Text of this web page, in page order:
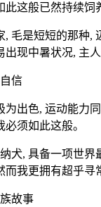
此这般已然持续饲
, 毛是短短的那种,
现中暑状况, 主
信
为出色, 运动能力
须如此这般。
犬, 具备一项世
而我更拥有超乎
故事